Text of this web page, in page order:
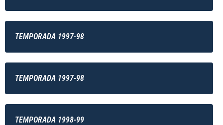
TEMPORADA 1997-98
TEMPORADA 1997-98
TEMPORADA 1998-99